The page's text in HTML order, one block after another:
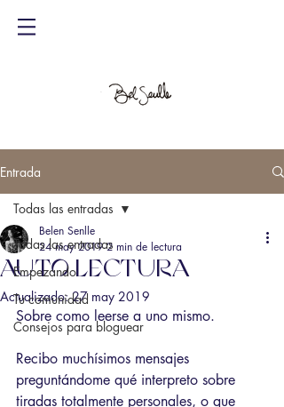
Entrada
Todas las entradas
Empezando
Tu comunidad
Consejos para bloguear
Todas las entradas
AUTO LECTURA
Belen Senlle
24 may 2019 2 min de lectura
Actualizado:27 may 2019
Sobre como leerse a uno mismo.
Recibo muchísimos mensajes
preguntándome qué interpreto sobre
tiradas totalmente personales, o que